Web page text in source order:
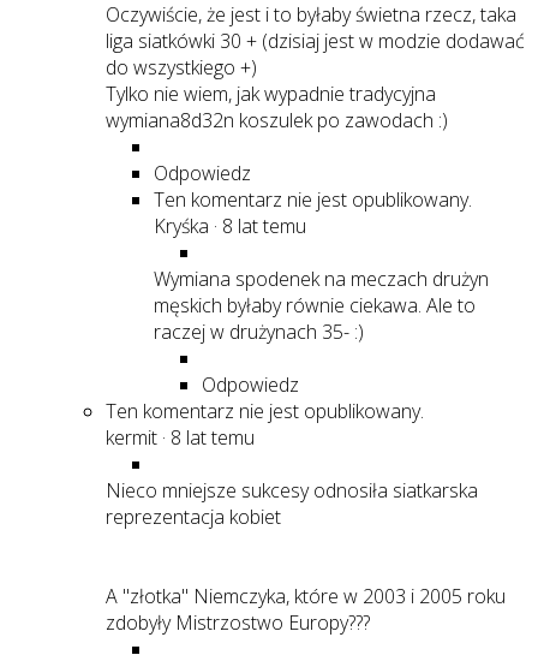
Oczywiście, że jest i to byłaby świetna rzecz, taka
liga siatkówki 30 + (dzisiaj jest w modzie dodawać
do wszystkiego +)
Tylko nie wiem, jak wypadnie tradycyjna
wymiana8d32n koszulek po zawodach :)
Odpowiedz
Ten komentarz nie jest opublikowany.
Kryśka · 8 lat temu
Wymiana spodenek na meczach drużyn
męskich byłaby równie ciekawa. Ale to
raczej w drużynach 35- :)
Odpowiedz
Ten komentarz nie jest opublikowany.
kermit · 8 lat temu
Nieco mniejsze sukcesy odnosiła siatkarska
reprezentacja kobiet
A "złotka" Niemczyka, które w 2003 i 2005 roku
zdobyły Mistrzostwo Europy???